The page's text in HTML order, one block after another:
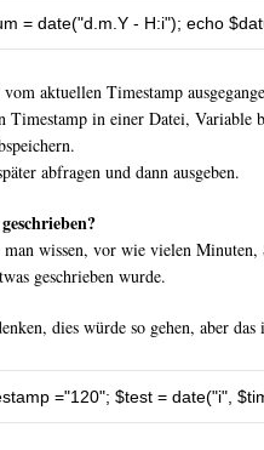
= date("d.m.Y - H:i"); echo
aktuellen Timestamp
Timestamp in einer Datei, Variable
abfragen und dann ausgeben.
wissen, vor wie vielen Minuten,
geschrieben wurde.
dies würde so gehen, aber das
="120"; $test = date("i"